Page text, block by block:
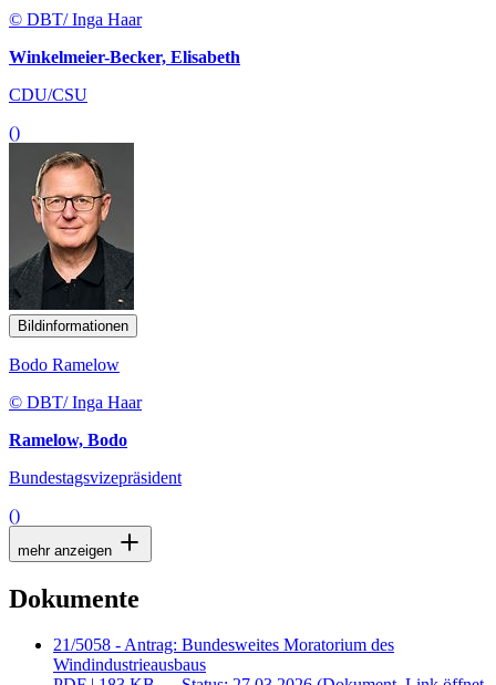
© DBT/ Inga Haar
Winkelmeier-Becker, Elisabeth
CDU/CSU
()
Bildinformationen
Bodo Ramelow
© DBT/ Inga Haar
Ramelow, Bodo
Bundestagsvizepräsident
()
mehr anzeigen
Dokumente
21/5058 - Antrag: Bundesweites Moratorium des
Windindustrieausbaus